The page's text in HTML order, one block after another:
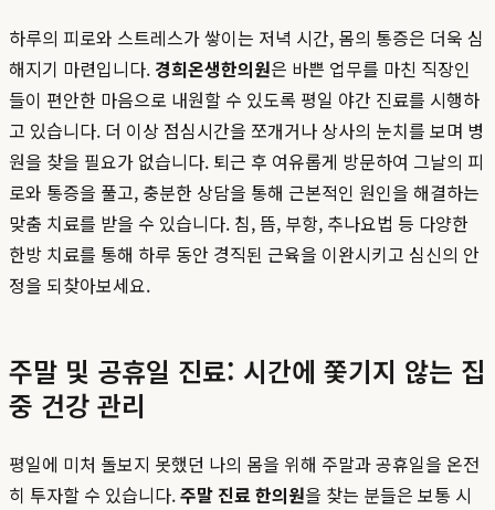
하루의 피로와 스트레스가 쌓이는 저녁 시간, 몸의 통증은 더욱 심
해지기 마련입니다. 경희온생한의원은 바쁜 업무를 마친 직장인
들이 편안한 마음으로 내원할 수 있도록 평일 야간 진료를 시행하
고 있습니다. 더 이상 점심시간을 쪼개거나 상사의 눈치를 보며 병
원을 찾을 필요가 없습니다. 퇴근 후 여유롭게 방문하여 그날의 피
로와 통증을 풀고, 충분한 상담을 통해 근본적인 원인을 해결하는
맞춤 치료를 받을 수 있습니다. 침, 뜸, 부항, 추나요법 등 다양한
한방 치료를 통해 하루 동안 경직된 근육을 이완시키고 심신의 안
정을 되찾아보세요.
주말 및 공휴일 진료: 시간에 쫓기지 않는 집
중 건강 관리
평일에 미처 돌보지 못했던 나의 몸을 위해 주말과 공휴일을 온전
히 투자할 수 있습니다.주말 진료 한의원을 찾는 분들은 보통 시